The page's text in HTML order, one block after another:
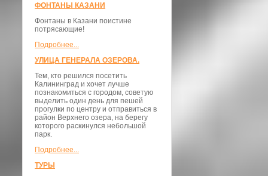
ФОНТАНЫ КАЗАНИ
Фонтаны в Казани поистине
потрясающие!
Подробнее...
УЛИЦА ГЕНЕРАЛА ОЗЕРОВА.
Тем, кто решился посетить
Калининград и хочет лучше
познакомиться с городом, советую
выделить один день для пешей
прогулки по центру и отправиться в
район Верхнего озера, на берегу
которого раскинулся небольшой
парк.
Подробнее...
ТУРЫ